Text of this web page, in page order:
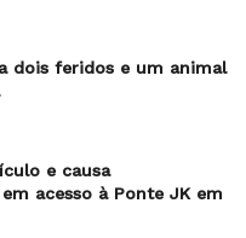
dois feridos e um animal
e causa
acesso à Ponte JK em